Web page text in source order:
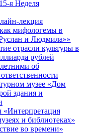
я Неделя
лекция
мифологемы в
и Людмила»»
отрасли культуры в
рублей
об
музее «Дом
здания и
«Интерпретация
и библиотеках»
во времени»